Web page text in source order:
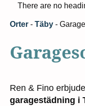
There are no
Orter - Täby -
Ren & Fino
garagestädning i